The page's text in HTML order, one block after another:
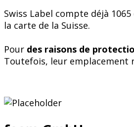
Swiss Label compte déjà
la carte de la Suisse.
Pour des raisons de
Toutefois, leur emplacement